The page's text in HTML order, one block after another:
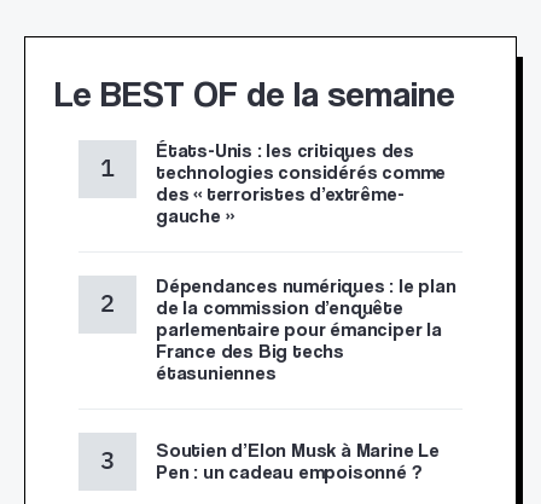
Le BEST OF de la semaine
États-Unis : les critiques des
technologies considérés comme
des « terroristes d’extrême-
gauche »
Dépendances numériques : le plan
de la commission d’enquête
parlementaire pour émanciper la
France des Big techs
étasuniennes
Soutien d’Elon Musk à Marine Le
Pen : un cadeau empoisonné ?